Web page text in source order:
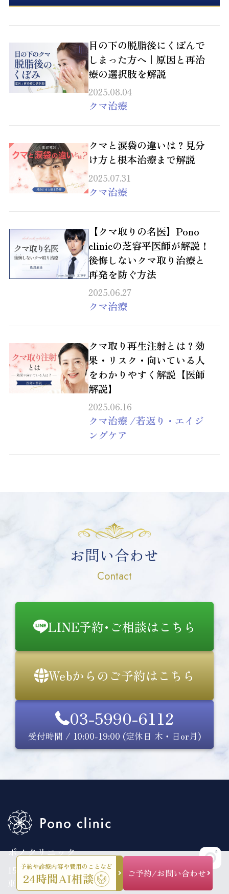
目の下の脱脂後にくぼんで
しまった方へ｜原因と再治
療の選択肢を解説
2025.08.04
クマ治療
クマと涙袋の違いは？見分
け方と根本治療まで解説
2025.07.31
クマ治療
【クマ取りの名医】Pono
clinicの芝容平医師が解説！
後悔しないクマ取り治療と
再発を防ぐ方法
2025.06.27
クマ治療
クマ取り再生注射とは？効
果・リスク・向いている人
をわかりやすく解説【医師
解説】
2025.06.16
クマ治療 /若返り・エイジ
ングケア
お問い合わせ
Contact
03-5990-6112
受付時間 / 10:00-19:00 (定休日 木・日or月)
Webからのご予約はこちら
LINE予約･ご相談はこちら
予約や診療内容や費用のことなど
24時間AI相談 ご予約/お問い合わせ
ポノクリニック
151-0053
東京都渋谷区代々木2丁目11−17ラウンドクロス新宿7F